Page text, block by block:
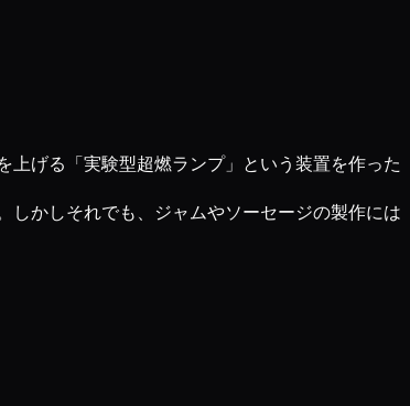
げる「実験型超燃ランプ」という装置を作った
かしそれでも、ジャムやソーセージの製作には